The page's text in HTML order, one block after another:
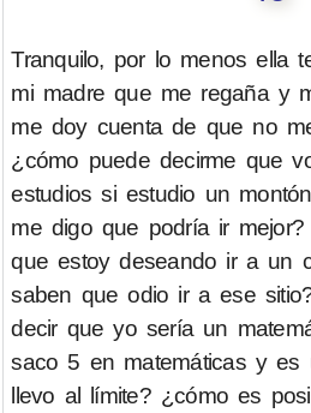
Tranquilo, por lo menos ella
mi madre que me regaña y
me doy cuenta de que no
¿cómo puede decirme que
estudios si estudio un
me digo que podría ir
que estoy deseando ir a un
saben que odio ir a ese
decir que yo sería un
saco 5 en matemáticas y es
llevo al límite? ¿cómo es